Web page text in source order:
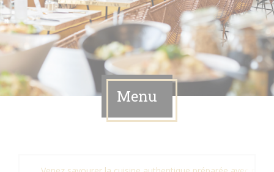
Menu